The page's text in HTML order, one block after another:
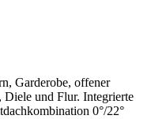
Garderobe, offener
und Flur. Integrierte
0°/22°